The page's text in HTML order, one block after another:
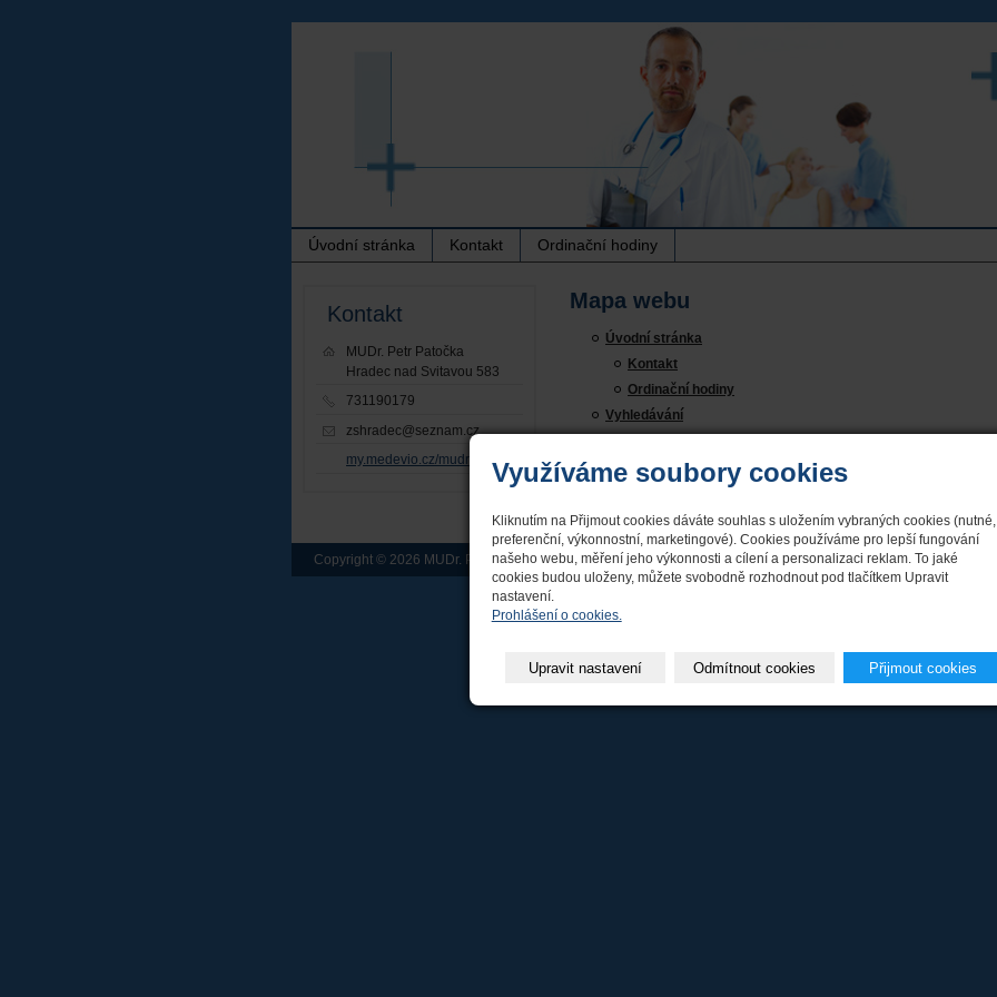
Úvodní stránka Kontakt Ordinační hodiny
Mapa webu
Úvodní stránka
Kontakt
Ordinační hodiny
Vyhledávání
Kontakt
MUDr. Petr Patočka
Hradec nad Svitavou 583
731190179
zshradec@seznam.cz
my.medevio.cz/mudr-patocka
Copyright © 2026 MUDr. Petr Patočka | inPage -webové stránky s AI,doménaawebhosting u jediného 5★
Využíváme soubory cookies
Kliknutím na Přijmout cookies dáváte souhlas s uložením vybraných cookies (nutné,
preferenční, výkonnostní, marketingové). Cookies používáme pro lepší fungování
našeho webu, měření jeho výkonnosti a cílení a personalizaci reklam. To jaké
cookies budou uloženy, můžete svobodně rozhodnout pod tlačítkem Upravit
nastavení.
Prohlášení o cookies.
Upravit nastavení Odmítnout cookies Přijmout cookies